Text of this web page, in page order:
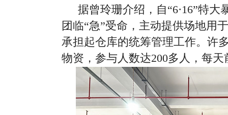
据曾玲珊介绍，自“6·16”特
团临“急”受命，主动提供场地用
承担起仓库的统筹管理工作。许
物资，参与人数达200多人，每